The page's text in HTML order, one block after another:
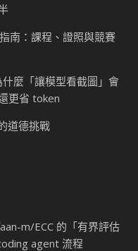
南：課程、證照與競賽
麼「讓模型看截圖」會
更省 token
道德挑戰
m/ECC 的「有界評估
agent 流程